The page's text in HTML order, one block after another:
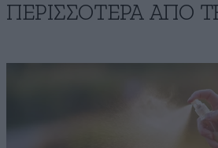
ΠΕΡΙΣΣΟΤΕΡΑ ΑΠΟ